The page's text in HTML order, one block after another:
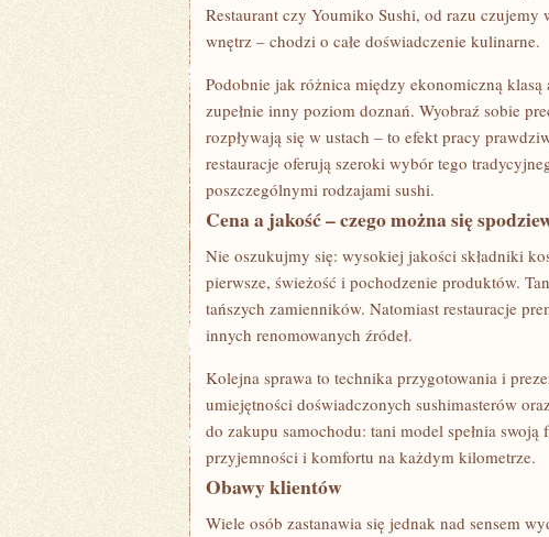
Restaurant czy Youmiko Sushi, od razu
wnętrz – chodzi o całe doświadczenie kulinarne.
Podobnie jak różnica między ekonomiczną
zupełnie inny poziom doznań. Wyobraź sobie
rozpływają się w ustach – to efekt pracy
restauracje oferują szeroki wybór tego
poszczególnymi rodzajami sushi.
Cena a jakość – czego można się
Nie oszukujmy się: wysokiej jakości składniki
pierwsze, świeżość i pochodzenie produktów.
tańszych zamienników. Natomiast restauracje
innych renomowanych źródeł.
Kolejna sprawa to technika przygotowania i
umiejętności doświadczonych sushimasterów
do zakupu samochodu: tani model spełnia
przyjemności i komfortu na każdym kilometrze.
Obawy klientów
Wiele osób zastanawia się jednak nad sensem